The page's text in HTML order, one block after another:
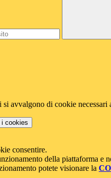
avvalgono di cookie
i cookies
consentire.
della piattaforma e
potete visionare la